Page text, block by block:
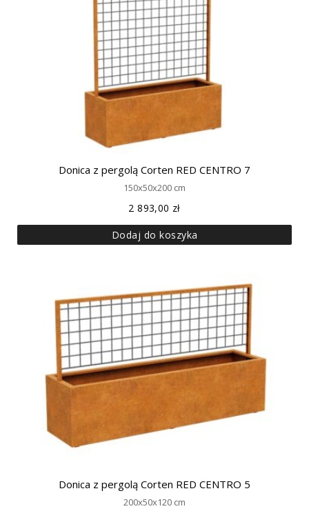
Donica z pergolą Corten RED CENTRO 7
150x50x200 cm
2 893,00 zł
Dodaj do koszyka
Donica z pergolą Corten RED CENTRO 5
200x50x120 cm